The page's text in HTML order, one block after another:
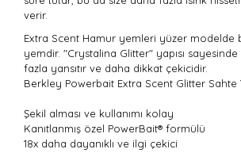
verir.
Extra Scent Hamur yemleri yüzer modelde
yemdir. "Crystalina Glitter" yapısı sayesinde
fazla yansıtır ve daha dikkat çekicidir.
Berkley Powerbait Extra Scent Glitter Sahte
Şekil alması ve kullanımı kolay
Kanıtlanmış özel PowerBait® formülü
18x daha dayanıklı ve ilgi çekici